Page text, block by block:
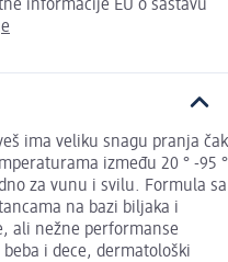
informacije EU o sastavu
ima veliku snagu pranja čak
između 20 ° -95 °
za vunu i svilu. Formula sa
na bazi biljaka i
ali nežne performanse
i dece, dermatološki